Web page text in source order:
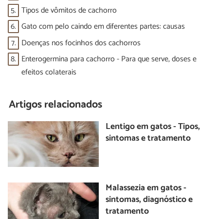
5. Tipos de vômitos de cachorro
6. Gato com pelo caindo em diferentes partes: causas
7. Doenças nos focinhos dos cachorros
8. Enterogermina para cachorro - Para que serve, doses e
efeitos colaterais
Artigos relacionados
Lentigo em gatos - Tipos,
sintomas e tratamento
Malassezia em gatos -
sintomas, diagnóstico e
tratamento